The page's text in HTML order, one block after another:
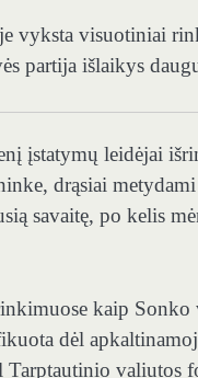
vyksta visuotiniai
partija išlaikys
įstatymų leidėjai
drąsiai
savaitę, po kelis
kaip
dėl
Tarptautinio